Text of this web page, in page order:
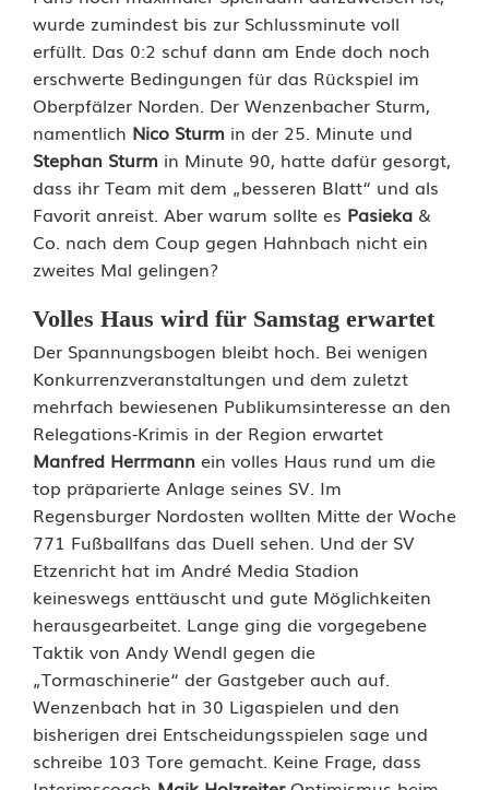
r
i
c
h
t
f
ä
l
l
t
a
m
S
a
m
s
t
a
wurde zumindest bis zur Schlussminute voll
erfüllt. Das 0:2 schuf dann am Ende doch noch
erschwerte Bedingungen für das Rückspiel im
Oberpfälzer Norden. Der Wenzenbacher Sturm,
namentlich Nico Sturm in der 25. Minute und
Stephan Sturm in Minute 90, hatte dafür gesorgt,
dass ihr Team mit dem „besseren Blatt“ und als
Favorit anreist. Aber warum sollte es Pasieka &
Co. nach dem Coup gegen Hahnbach nicht ein
zweites Mal gelingen?
Volles Haus wird für Samstag erwartet
Der Spannungsbogen bleibt hoch. Bei wenigen
Konkurrenzveranstaltungen und dem zuletzt
mehrfach bewiesenen Publikumsinteresse an den
Relegations-Krimis in der Region erwartet
Manfred Herrmann ein volles Haus rund um die
top präparierte Anlage seines SV. Im
Regensburger Nordosten wollten Mitte der Woche
771 Fußballfans das Duell sehen. Und der SV
Etzenricht hat im André Media Stadion
keineswegs enttäuscht und gute Möglichkeiten
herausgearbeitet. Lange ging die vorgegebene
Taktik von Andy Wendl gegen die
„Tormaschinerie“ der Gastgeber auch auf.
Wenzenbach hat in 30 Ligaspielen und den
bisherigen drei Entscheidungsspielen sage und
schreibe 103 Tore gemacht. Keine Frage, dass